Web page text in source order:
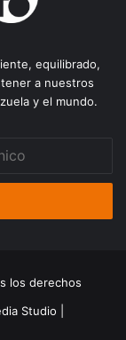
equilibrado,
a nuestros
y el mundo.
los derechos
Studio